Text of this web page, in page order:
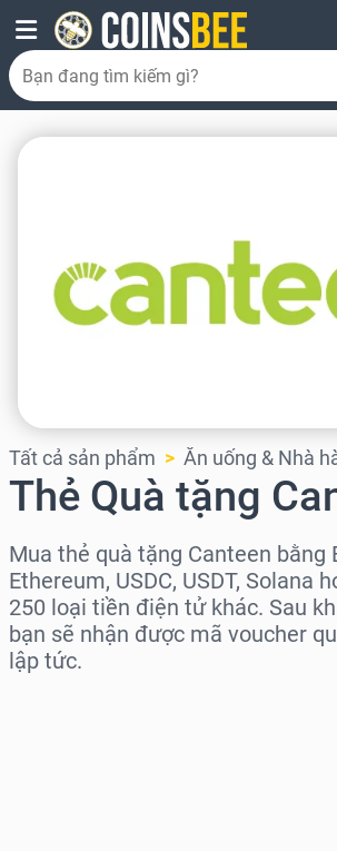
Tất cả sản phẩm Ăn uống & Nhà
Thẻ Quà tặng
Mua thẻ quà tặng Canteen bằng
Ethereum, USDC, USDT, Solana
250 loại tiền điện tử khác. Sau
bạn sẽ nhận được mã voucher
lập tức.